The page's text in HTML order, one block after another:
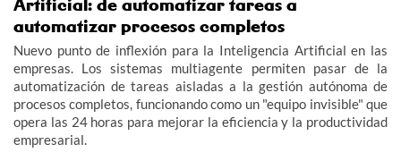
Artificial: de automatizar tareas a
automatizar procesos completos
Nuevo punto de inflexión para la Inteligencia Artificial en las
empresas. Los sistemas multiagente permiten pasar de la
automatización de tareas aisladas a la gestión autónoma de
procesos completos, funcionando como un "equipo invisible" que
opera las 24 horas para mejorar la eficiencia y la productividad
empresarial.